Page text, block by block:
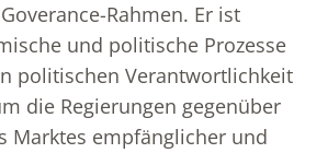
Rahmen. Er ist
und politische Prozesse
politischen Verantwortlichkeit
die Regierungen gegenüber
Marktes empfänglicher und